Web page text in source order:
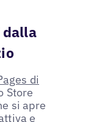
di
Store
si apre
e